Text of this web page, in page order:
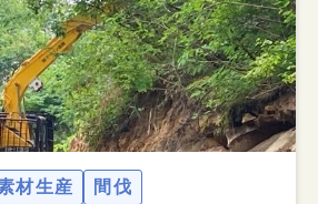
材生産 間伐